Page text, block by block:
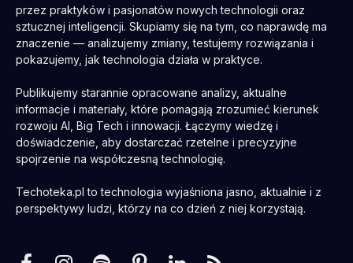
przez praktyków i pasjonatów nowych technologii oraz
sztucznej inteligencji. Skupiamy się na tym, co naprawdę ma
znaczenie — analizujemy zmiany, testujemy rozwiązania i
pokazujemy, jak technologia działa w praktyce.
Publikujemy starannie opracowane analizy, aktualne
informacje i materiały, które pomagają zrozumieć kierunek
rozwoju AI, Big Tech i innowacji. Łączymy wiedzę i
doświadczenie, aby dostarczać rzetelne i precyzyjne
spojrzenie na współczesną technologię.
Techoteka.pl to technologia wyjaśniona jasno, aktualnie i z
perspektywy ludzi, którzy na co dzień z niej korzystają.